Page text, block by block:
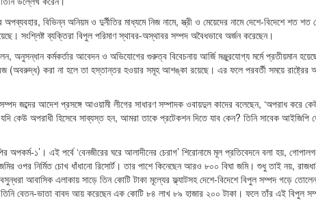
বিভিন্ন অনিয়ম ও দুর্নীতির মাধ্যমে নিজ নামে, স্ত্রী ও মেয়েদের নামে দেশে-বিদেশে শত শত
সংশ্লিষ্ট ব্যক্তিরা বিপুল পরিমাণ স্থাবর-অস্থাবর সম্পদ অবৈধভাবে অর্জন করেছেন।
কর্মকর্তার আবেদন ও অভিযোগের গুরুত্ব বিবেচনায় আর্জি মঞ্জুরযোগ্য মর্মে প্রতীয়মান
করা না হলে তা হস্তান্তর হওয়ার সমূহ আশঙ্কা রয়েছে। এর ফলে পরবর্তী সময়ে রাষ্ট্রের
জব্দের আদেশ প্রসঙ্গে আওয়ামী লীগের সাধারণ সম্পাদক ওবায়দুল কাদের বলেছেন, ‘অপরাধ করে
যদি কেউ অপরাধী হিসেবে সাব্যস্ত হন, আমরা তাকে প্রটেকশন দিতে যাব কেন? তিনি সাবেক
১’। এই পর্বে ‘বেনজীরের ঘরে আলাদীনের চেরাগ’ শিরোনামে মূল প্রতিবেদনে বলা হয়,
জমির ওপর নির্মিত চোখ ধাঁধানো রিসোর্ট। তার পাশে কিনেছেন আরও ৮০০ বিঘা জমি। শুধু তাই নয়,
আবাসিক এলাকায় সাড়ে তিন কোটি টাকা মূল্যের ফ্ল্যাটসহ দেশে-বিদেশে বিপুল সম্পদ গড়ে
তিনি বেতন-ভাতা বাবদ আয় করেছেন এক কোটি ৮৪ লাখ ৮৯ হাজার ২০০ টাকা। ফলে তাঁর এই বিপুল